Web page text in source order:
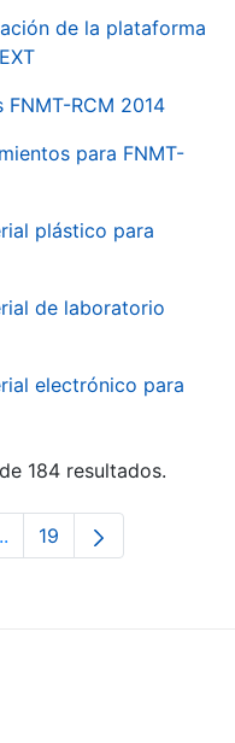
de la plataforma
RCM 2014
para FNMT-
plástico para
de laboratorio
electrónico para
184 resultados.
Páxinas intermedias Use
Páxina
19